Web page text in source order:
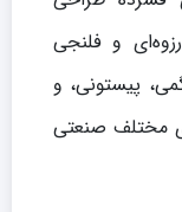
و فلنجی
پیستونی، و
مختلف صنعتی